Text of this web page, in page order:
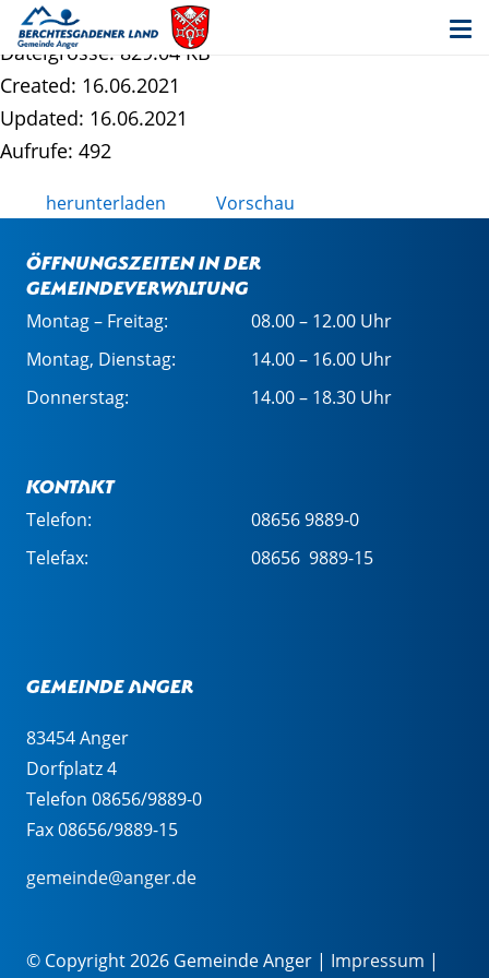
Begründung
Dateigrösse: 829.04 KB
Created: 16.06.2021
Updated: 16.06.2021
Aufrufe: 492
herunterladen Vorschau
Öffnungszeiten in der
Gemeindeverwaltung
Montag – Freitag:
08.00 – 12.00 Uhr
Montag, Dienstag:
14.00 – 16.00 Uhr
Donnerstag:
14.00 – 18.30 Uhr
Kontakt
Telefon:
08656 9889-0
Telefax:
08656 9889-15
Gemeinde Anger
83454 Anger
Dorfplatz 4
Telefon 08656/9889-0
Fax 08656/9889-15
gemeinde@anger.de
© Copyright 2026 Gemeinde Anger | Impressum |